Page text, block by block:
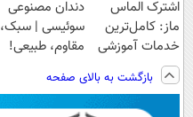
اشترک الماس
ماز: کامل‌ترین
خدمات آموزشی
برای کنکوری‌ها
دندان مصنوعی
سوئیسی | سبک،
مقاوم، طبیعی!
رایگان+پرداخت
اقساطی😍
بازگشت به بالای صفحه